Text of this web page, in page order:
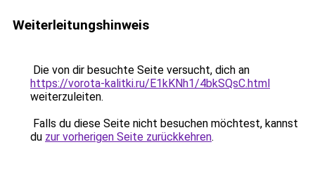
Weiterleitungshinweis
Die von dir besuchte Seite versucht, dich an
https://vorota-kalitki.ru/E1kKNh1/4bkSQsC.html
weiterzuleiten.
Falls du diese Seite nicht besuchen möchtest, kannst
du zur vorherigen Seite zurückkehren.